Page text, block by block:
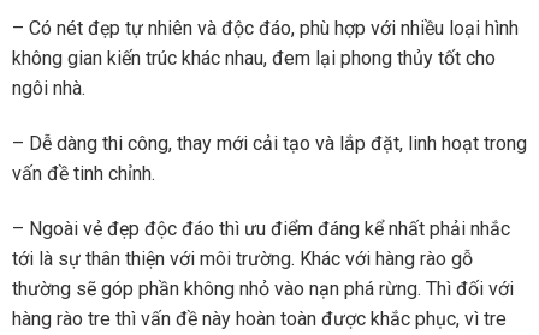
– Có nét đẹp tự nhiên và độc đáo, phù hợp với nhiều loại hình
không gian kiến trúc khác nhau, đem lại phong thủy tốt cho
ngôi nhà.
– Dễ dàng thi công, thay mới cải tạo và lắp đặt, linh hoạt trong
vấn đề tinh chỉnh.
– Ngoài vẻ đẹp độc đáo thì ưu điểm đáng kể nhất phải nhắc
tới là sự thân thiện với môi trường. Khác với hàng rào gỗ
thường sẽ góp phần không nhỏ vào nạn phá rừng. Thì đối với
hàng rào tre thì vấn đề này hoàn toàn được khắc phục, vì tre